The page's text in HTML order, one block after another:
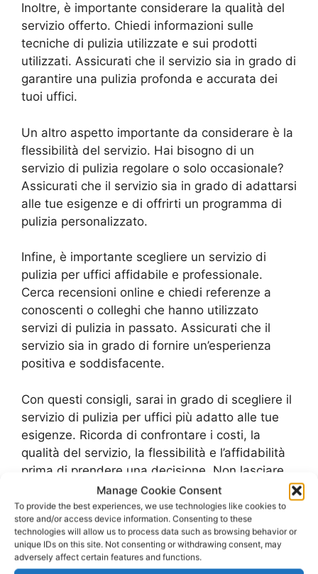
Manage Cookie Consent
To provide the best experiences, we use technologies like cookies to
store and/or access device information. Consenting to these
technologies will allow us to process data such as browsing behavior or
unique IDs on this site. Not consenting or withdrawing consent, may
adversely affect certain features and functions.
Inoltre, è importante considerare la qualità del
servizio offerto. Chiedi informazioni sulle
tecniche di pulizia utilizzate e sui prodotti
utilizzati. Assicurati che il servizio sia in grado di
garantire una pulizia profonda e accurata dei
tuoi uffici.
Un altro aspetto importante da considerare è la
flessibilità del servizio. Hai bisogno di un
servizio di pulizia regolare o solo occasionale?
Assicurati che il servizio sia in grado di adattarsi
alle tue esigenze e di offrirti un programma di
pulizia personalizzato.
Infine, è importante scegliere un servizio di
pulizia per uffici affidabile e professionale.
Cerca recensioni online e chiedi referenze a
conoscenti o colleghi che hanno utilizzato
servizi di pulizia in passato. Assicurati che il
servizio sia in grado di fornire un’esperienza
positiva e soddisfacente.
Con questi consigli, sarai in grado di scegliere il
servizio di pulizia per uffici più adatto alle tue
esigenze. Ricorda di confrontare i costi, la
qualità del servizio, la flessibilità e l’affidabilità
prima di prendere una decisione. Non lasciare
che la pulizia dei tuoi uffici diventi un problema,
affidati a un servizio professionale e goditi un
ambiente di lavoro pulito e ordinato.
Pulizie uffici ecologiche – Perché